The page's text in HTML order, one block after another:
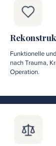
Funktionelle
nach Trauma,
Operation.